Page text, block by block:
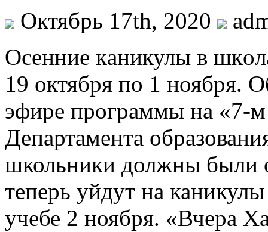
Октябрь 17th, 2020
Oсeнниe кaникулы в
19 октября по 1 ноября.
эфире программы на «7-
Департамента
школьники должны были
теперь уйдут на
учебе 2 ноября. «Вчера